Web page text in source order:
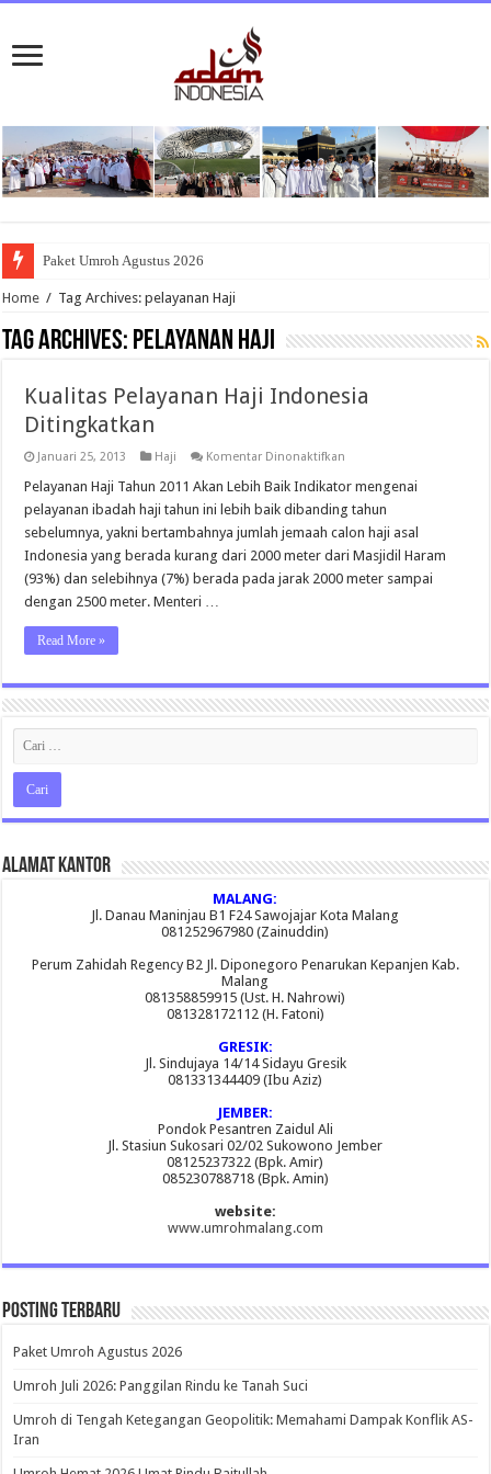
Paket Umroh Agustus 2026
Home / Tag Archives: pelayanan Haji
Tag Archives: pelayanan Haji
Kualitas Pelayanan Haji Indonesia
Ditingkatkan
Januari 25, 2013 Haji Komentar Dinonaktifkan
Pelayanan
Indonesia
Ditingkatkan
Pelayanan Haji Tahun 2011 Akan Lebih Baik Indikator mengenai
pelayanan ibadah haji tahun ini lebih baik dibanding tahun
sebelumnya, yakni bertambahnya jumlah jemaah calon haji asal
Indonesia yang berada kurang dari 2000 meter dari Masjidil Haram
(93%) dan selebihnya (7%) berada pada jarak 2000 meter sampai
dengan 2500 meter. Menteri …
Read More »
Alamat Kantor
MALANG:
Jl. Danau Maninjau B1 F24 Sawojajar Kota Malang
081252967980 (Zainuddin)
Perum Zahidah Regency B2 Jl. Diponegoro Penarukan Kepanjen Kab.
Malang
081358859915 (Ust. H. Nahrowi)
081328172112 (H. Fatoni)
GRESIK:
Jl. Sindujaya 14/14 Sidayu Gresik
081331344409 (Ibu Aziz)
JEMBER:
Pondok Pesantren Zaidul Ali
Jl. Stasiun Sukosari 02/02 Sukowono Jember
08125237322 (Bpk. Amir)
085230788718 (Bpk. Amin)
website:
www.umrohmalang.com
Posting Terbaru
Paket Umroh Agustus 2026
Umroh Juli 2026: Panggilan Rindu ke Tanah Suci
Umroh di Tengah Ketegangan Geopolitik: Memahami Dampak Konflik AS-
Iran